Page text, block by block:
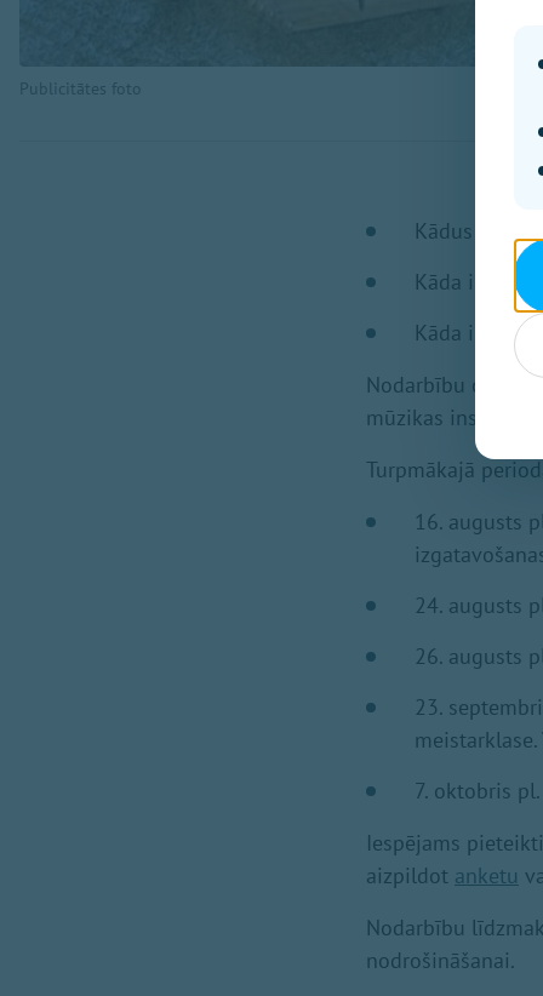
Publicitātes foto
Kādus
Kāda ir
Kāda ir
Nodarbību cikls
mūzikas
Turpmākajā
16.⁠⁠ augusts
24.⁠⁠ augusts
26.⁠⁠ augusts
23.⁠⁠
7.⁠⁠ oktobris
Iespējams
aizpildot anketu
Nodarbību
nodrošināšanai.